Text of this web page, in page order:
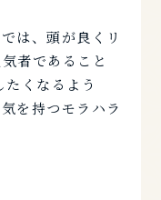
は、頭が良くリ
者であること
くなるよう
を持つモラハラ